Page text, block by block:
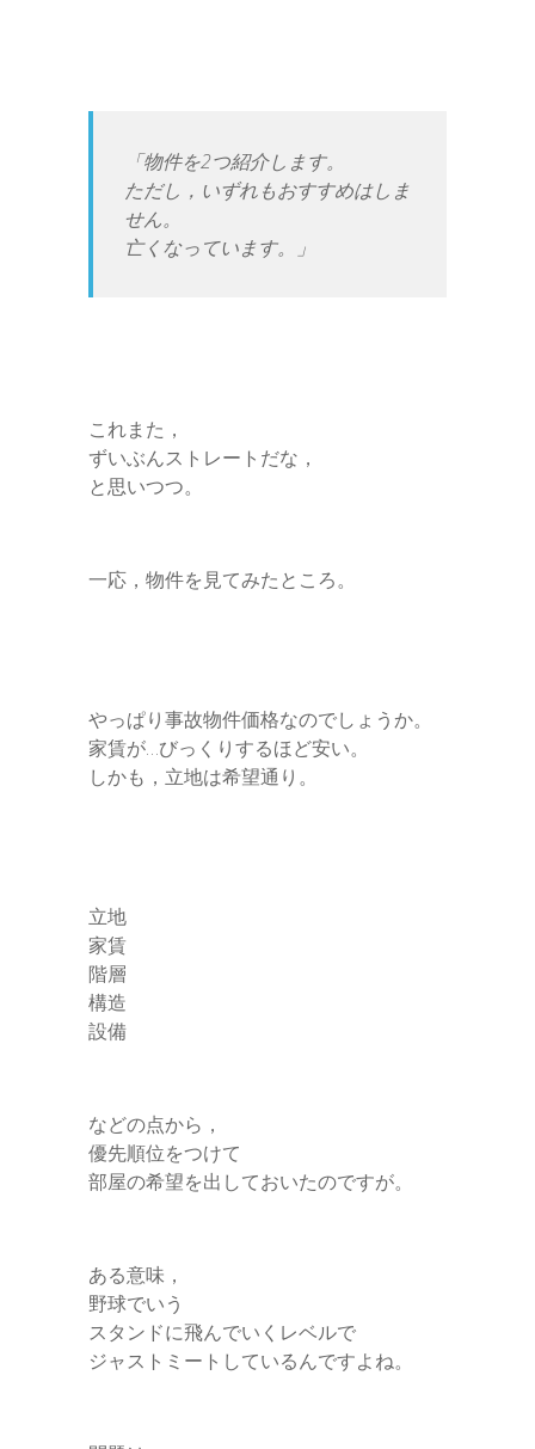
「物件を2つ紹介します。
ただし，いずれもおすすめはしま
せん。
亡くなっています。」
これまた，
ずいぶんストレートだな，
と思いつつ。
一応，物件を見てみたところ。
やっぱり事故物件価格なのでしょうか。
家賃が…びっくりするほど安い。
しかも，立地は希望通り。
立地
家賃
階層
構造
設備
などの点から，
優先順位をつけて
部屋の希望を出しておいたのですが。
ある意味，
野球でいう
スタンドに飛んでいくレベルで
ジャストミートしているんですよね。